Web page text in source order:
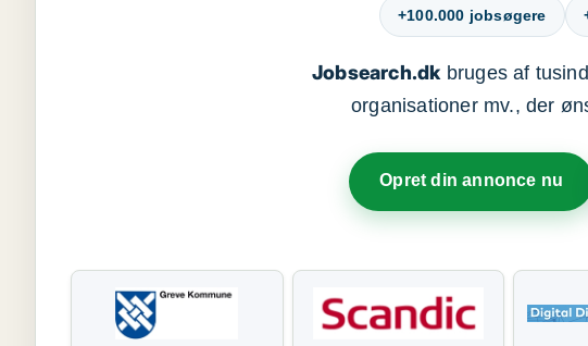
+100.000 jobsøgere
Jobsearch.dkbruges af
organisationer mv., der
Opret din annonce nu